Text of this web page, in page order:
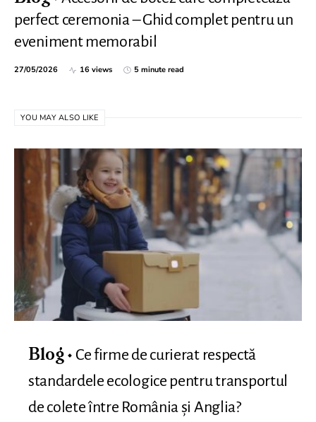
perfect ceremonia – Ghid complet pentru un
eveniment memorabil
27/05/2026 16 views 5 minute read
YOU MAY ALSO LIKE
Blog
Ce firme de curierat respectă
standardele ecologice pentru transportul
de colete între România și Anglia?